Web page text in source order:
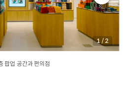
팝업 공간과 편의점
1/2